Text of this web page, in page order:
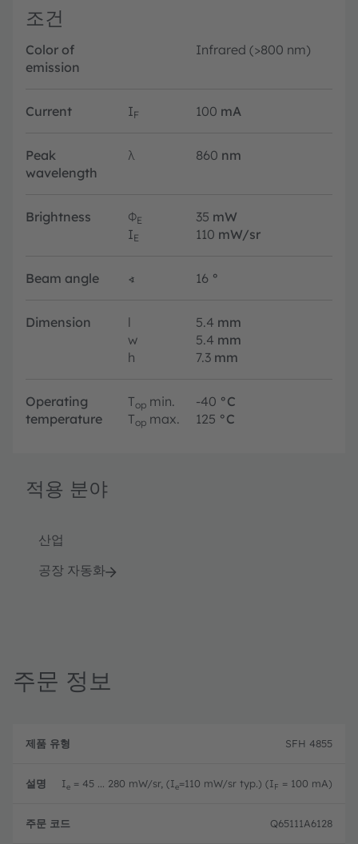
조건
Color of
emission
Infrared (>800 nm)
Current IF 100 mA
Peak
wavelength
λ 860 nm
Brightness ΦE 35 mW
IE 110 mW/sr
Beam angle ∢ 16 °
Dimension l 5.4 mm
w
5.4 mm
h
7.3 mm
Operating
temperature
Top min. -40 °C
Top max. 125 °C
적용 분야
산업
공장 자동화
주문 정보
품
설
SFH 4855
Ie = 45 ... 280 mW/sr, (Ie=110 mW/sr typ.) (IF = 100 mA)
Q65111A6128